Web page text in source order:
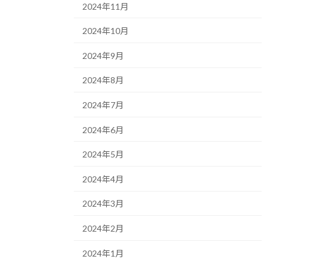
2024年11月
2024年10月
2024年9月
2024年8月
2024年7月
2024年6月
2024年5月
2024年4月
2024年3月
2024年2月
2024年1月